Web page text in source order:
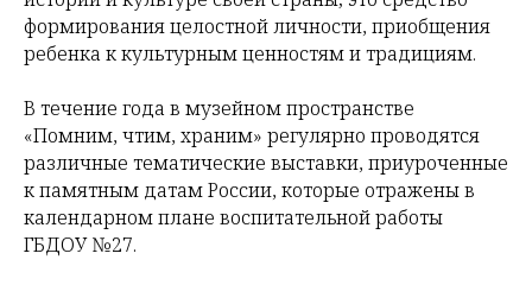
формирования целостной личности, приобщения
ребенка к культурным ценностям и традициям.
В течение года в музейном пространстве
«Помним, чтим, храним» регулярно проводятся
различные тематические выставки, приуроченные
к памятным датам России, которые отражены в
календарном плане воспитательной работы
ГБДОУ №27.